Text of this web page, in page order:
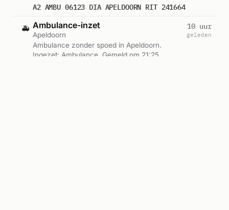
A2 AMBU 06123 DIA APELDOORN RIT 241664
🚑 Ambulance-inzet
Apeldoorn
Ambulance zonder spoed in Apeldoorn.
Ingezet: Ambulance. Gemeld om 21:25.
10 uur
geleden